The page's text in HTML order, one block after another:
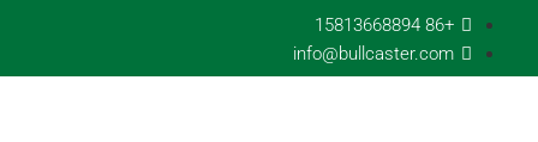
المحتوى
+86 15813668894
info@bullcaster.com